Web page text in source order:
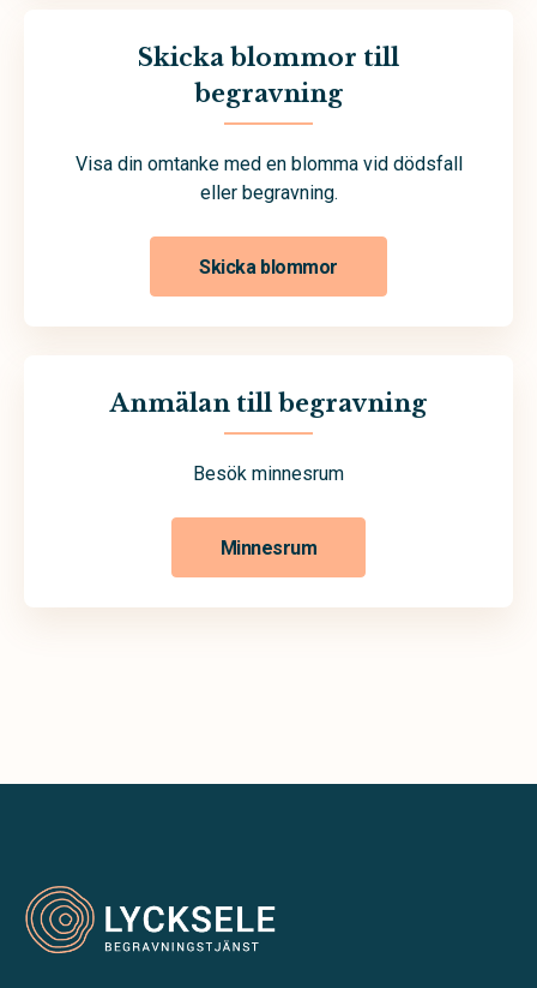
Skicka blommor till
begravning
Visa din omtanke med en blomma vid dödsfall
eller begravning.
Skicka blommor
Anmälan till begravning
Besök minnesrum
Minnesrum